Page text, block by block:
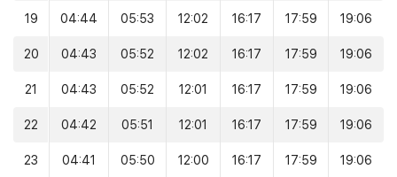
19 04:44 05:53 12:02 16:17 17:59 19:06
20 04:43 05:52 12:02 16:17 17:59 19:06
21 04:43 05:52 12:01 16:17 17:59 19:06
22 04:42 05:51 12:01 16:17 17:59 19:06
23 04:41 05:50 12:00 16:17 17:59 19:06